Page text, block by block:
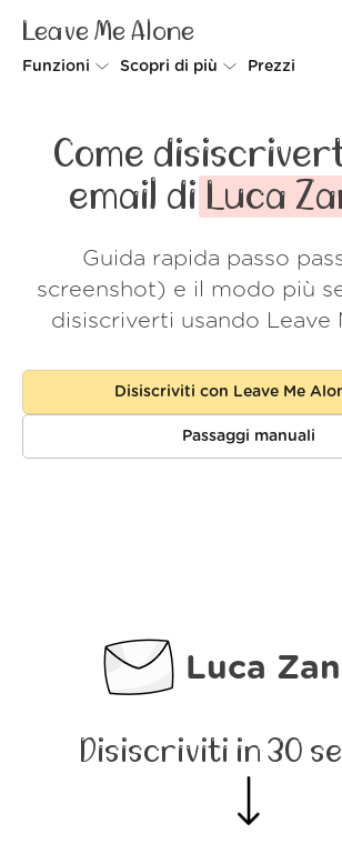
Leave Me Alone
Funzioni
Spam Blocker
Scopri di più
Come funziona
Sicurezza
Wall of Love
Accedi
Prezzi
Come
email di Luca
Guida rapida passo
screenshot) e il modo più
disiscriverti usando Leave
Disiscriviti con Leave Me
Passaggi manuali
Luca
Disiscriviti in 30